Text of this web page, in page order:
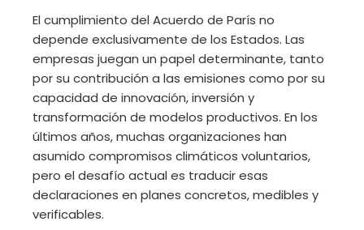
El cumplimiento del Acuerdo de París no
depende exclusivamente de los Estados. Las
empresas juegan un papel determinante, tanto
por su contribución a las emisiones como por su
capacidad de innovación, inversión y
transformación de modelos productivos. En los
últimos años, muchas organizaciones han
asumido compromisos climáticos voluntarios,
pero el desafío actual es traducir esas
declaraciones en planes concretos, medibles y
verificables.